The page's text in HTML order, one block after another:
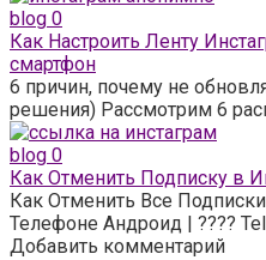
blog 0
Как Настроить Ленту
смартфон
6 причин, почему не
решения) Рассмотрим 6
blog 0
Как Отменить Подписку в
Как Отменить Все
Телефоне Андроид | ????
Добавить комментарий